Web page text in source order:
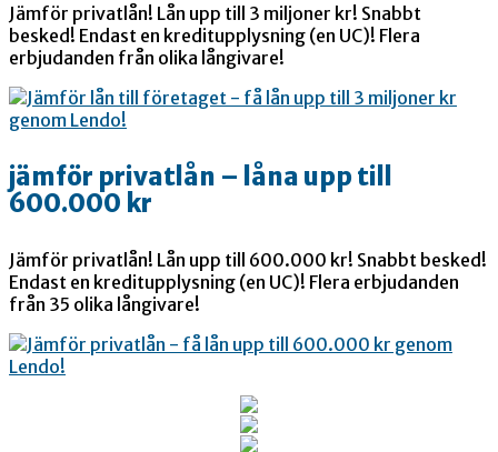
Jämför privatlån! Lån upp till 3 miljoner kr! Snabbt
besked! Endast en kreditupplysning (en UC)! Flera
erbjudanden från olika långivare!
jämför privatlån – låna upp till
600.000 kr
Jämför privatlån! Lån upp till 600.000 kr! Snabbt besked!
Endast en kreditupplysning (en UC)! Flera erbjudanden
från 35 olika långivare!